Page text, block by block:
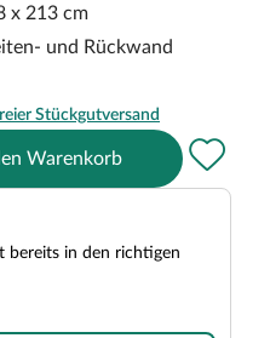
x 213 cm
und Rückwand
Stückgutversand
Warenkorb
bereits in den richtigen